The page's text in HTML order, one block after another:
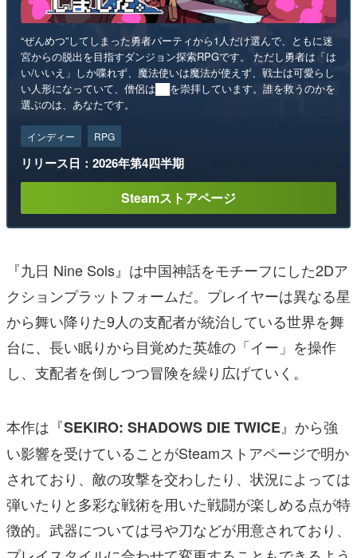
“ぜんめつ”してしまった勇者パーティから1人だけ選んで、ともに迷
宮からの脱出を目指すダンジョン探索RPGです。 ただし勇者は「は
い/いいえ」しか喋れず、魔法使いは魔法が使えず、戦士は可愛らし
い人形になっていて、僧侶は██を崇拝しています。誰を救うのかを
選ぶのは、あなたです。
インディー RPG
リリース日：2026年第4四半期
Steamストアページ
『九日 Nine Sols』は中国神話をモチーフにした2Dア
クションプラットフォームだ。プレイヤーは異なる星
から舞い降りた9人の支配者が統治している世界を舞
台に、長い眠りから目覚めた英雄の「イー」を操作
し、支配者を倒しつつ冒険を繰り広げていく。
本作は『SEKIRO: SHADOWS DIE TWICE』から強
い影響を受けていることがSteamストアページで明か
されており、敵の攻撃を交わしたり、状況によっては
弾いたりと多彩な戦術を用いた戦闘が楽しめる点が特
徴的。武器については弓や刀などが用意されており、